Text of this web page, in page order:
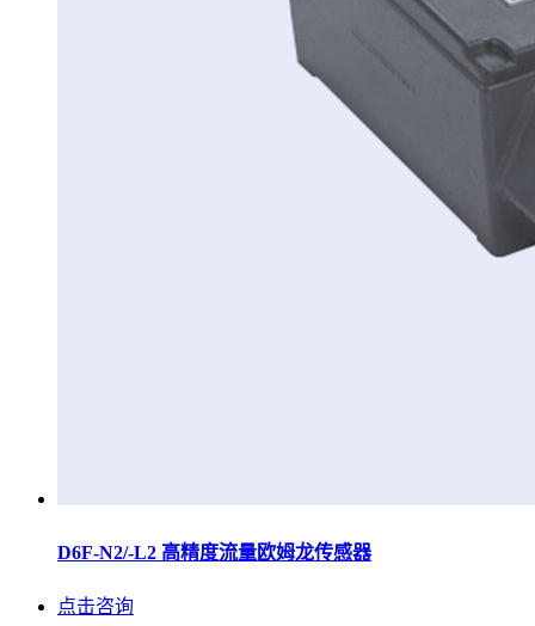
D6F-N2/-L2 高精度流量欧姆龙传感器
点击咨询